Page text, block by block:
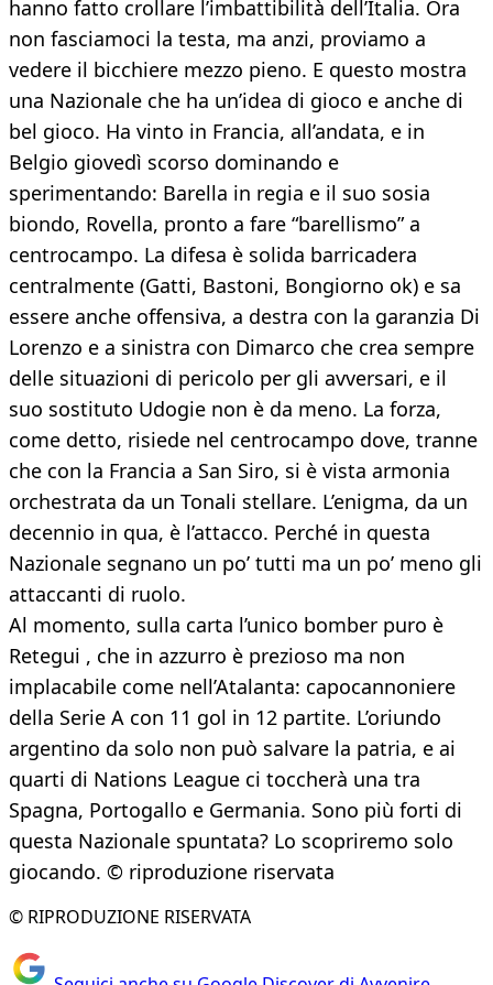
hanno fatto crollare l’imbattibilità dell’Italia. Ora
non fasciamoci la testa, ma anzi, proviamo a
vedere il bicchiere mezzo pieno. E questo mostra
una Nazionale che ha un’idea di gioco e anche di
bel gioco. Ha vinto in Francia, all’andata, e in
Belgio giovedì scorso dominando e
sperimentando: Barella in regia e il suo sosia
biondo, Rovella, pronto a fare “barellismo” a
centrocampo. La difesa è solida barricadera
centralmente (Gatti, Bastoni, Bongiorno ok) e sa
essere anche offensiva, a destra con la garanzia Di
Lorenzo e a sinistra con Dimarco che crea sempre
delle situazioni di pericolo per gli avversari, e il
suo sostituto Udogie non è da meno. La forza,
come detto, risiede nel centrocampo dove, tranne
che con la Francia a San Siro, si è vista armonia
orchestrata da un Tonali stellare. L’enigma, da un
decennio in qua, è l’attacco. Perché in questa
Nazionale segnano un po’ tutti ma un po’ meno gli
attaccanti di ruolo.
Al momento, sulla carta l’unico bomber puro è
Retegui , che in azzurro è prezioso ma non
implacabile come nell’Atalanta: capocannoniere
della Serie A con 11 gol in 12 partite. L’oriundo
argentino da solo non può salvare la patria, e ai
quarti di Nations League ci toccherà una tra
Spagna, Portogallo e Germania. Sono più forti di
questa Nazionale spuntata? Lo scopriremo solo
giocando. © riproduzione riservata
© RIPRODUZIONE RISERVATA